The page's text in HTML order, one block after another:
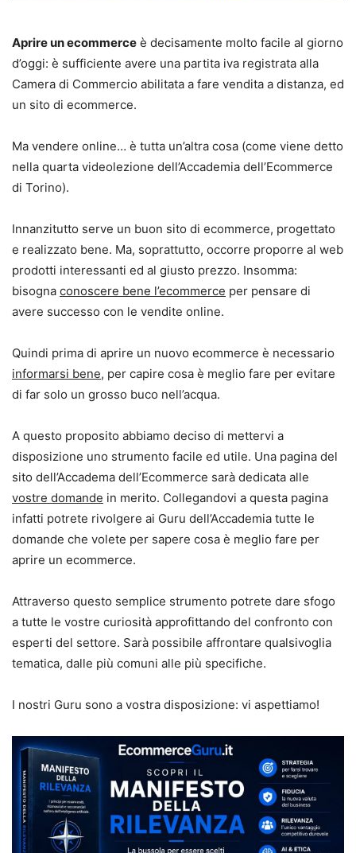
Aprire un ecommerce è decisamente molto facile al giorno
d’oggi: è sufficiente avere una partita iva registrata alla
Camera di Commercio abilitata a fare vendita a distanza, ed
un sito di ecommerce.
Ma vendere online… è tutta un’altra cosa (come viene detto
nella quarta videolezione dell’Accademia dell’Ecommerce
di Torino).
Innanzitutto serve un buon sito di ecommerce, progettato
e realizzato bene. Ma, soprattutto, occorre proporre al web
prodotti interessanti ed al giusto prezzo. Insomma:
bisogna conoscere bene l’ecommerce per pensare di
avere successo con le vendite online.
Quindi prima di aprire un nuovo ecommerce è necessario
informarsi bene, per capire cosa è meglio fare per evitare
di far solo un grosso buco nell’acqua.
A questo proposito abbiamo deciso di mettervi a
disposizione uno strumento facile ed utile. Una pagina del
sito dell’Accadema dell’Ecommerce sarà dedicata alle
vostre domande in merito. Collegandovi a questa pagina
infatti potrete rivolgere ai Guru dell’Accademia tutte le
domande che volete per sapere cosa è meglio fare per
aprire un ecommerce.
Attraverso questo semplice strumento potrete dare sfogo
a tutte le vostre curiosità approfittando del confronto con
esperti del settore. Sarà possibile affrontare qualsivoglia
tematica, dalle più comuni alle più specifiche.
I nostri Guru sono a vostra disposizione: vi aspettiamo!